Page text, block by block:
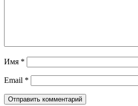
Имя *
Email *